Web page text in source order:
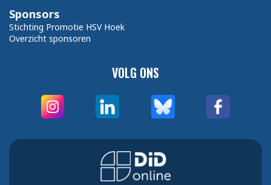
VOLG ONS
Sponsors
Stichting Promotie HSV Hoek
Overzicht sponsoren